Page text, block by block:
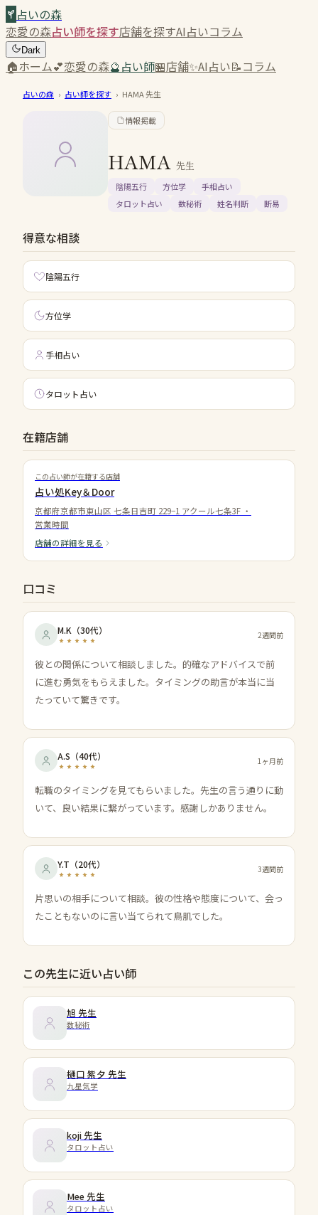
占いの森
恋愛の森占い師を探す店舗を探すAI占いコラム
Dark
🏠ホーム💕恋愛の森🔮占い師🏪店舗✨AI占い📝コラム
占いの森 › 占い師を探す › HAMA先生
情報掲載
HAMA 先生
陰陽五行 方位学
手相占い
タロット占い
数秘術 姓名判断 断易
得意な相談
陰陽五行
方位学
手相占い
タロット占い
在籍店舗
この占い師が在籍する店舗
占い処Key＆Door
京都府京都市東山区 七条日吉町 229−1 アクール七条3F ・
営業時間
店舗の詳細を見る
口コミ
M.K （30代） 2週間前
彼との関係について相談しました。的確なアドバイスで前
に進む勇気をもらえました。タイミングの助言が本当に当
たっていて驚きです。
A.S （40代） 1ヶ月前
転職のタイミングを見てもらいました。先生の言う通りに動
いて、良い結果に繋がっています。感謝しかありません。
Y.T （20代） 3週間前
片思いの相手について相談。彼の性格や態度について、会っ
たこともないのに言い当てられて鳥肌でした。
この先生に近い占い師
旭 先生
数秘術
樋口 紫夕 先生
九星気学
koji 先生
タロット占い
Mee 先生
タロット占い